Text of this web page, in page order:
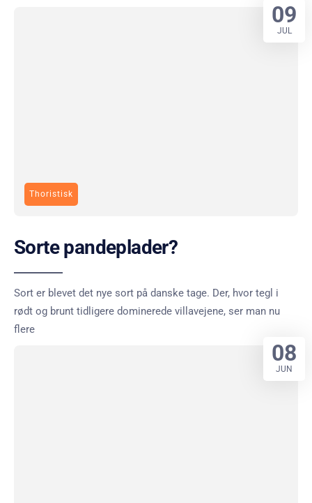
Thoristisk
Sorte pandeplader?
Sort er blevet det nye sort på danske tage. Der, hvor tegl i
rødt og brunt tidligere dominerede villavejene, ser man nu
flere
09
JUL
08
JUN